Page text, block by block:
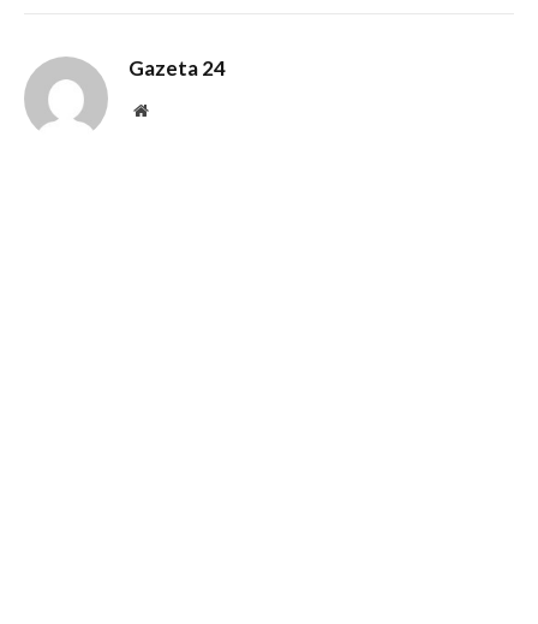
Gazeta 24
Website